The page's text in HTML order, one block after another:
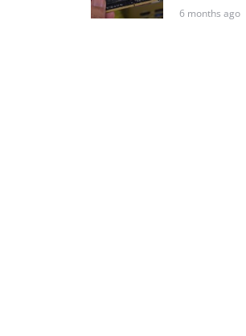
6 months ago